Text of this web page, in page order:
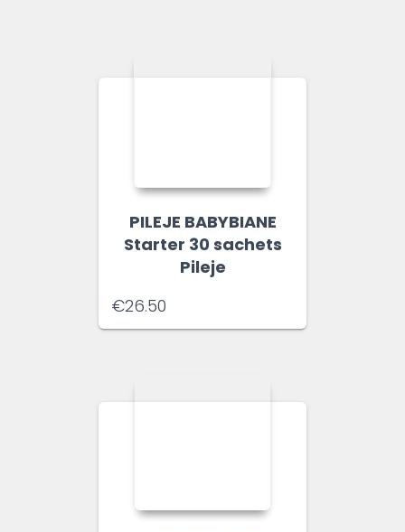
PILEJE BABYBIANE
Starter 30 sachets
Pileje
€26.50